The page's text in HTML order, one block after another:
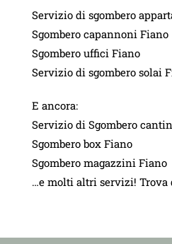
Servizio di sgombero
Sgombero capannoni Fiano
Sgombero uffici Fiano
Servizio di sgombero solai
E ancora:
Servizio di Sgombero
Sgombero box Fiano
Sgombero magazzini Fiano
…e molti altri servizi! Trova